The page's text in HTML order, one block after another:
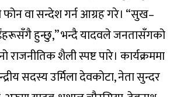
वा सन्देश गर्न आग्रह गरे। “सुख–
हुन्छु,” भन्दै यादवले जनतासँगको
राजनीतिक शैली स्पष्ट पारे। कार्यक्रममा
सदस्य उर्मिला देवकोटा, नेता सुन्दर